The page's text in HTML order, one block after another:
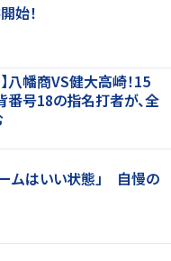
始！
八幡商VS健大高崎！15
番号18の指名打者が、全
ムはいい状態」 自慢の